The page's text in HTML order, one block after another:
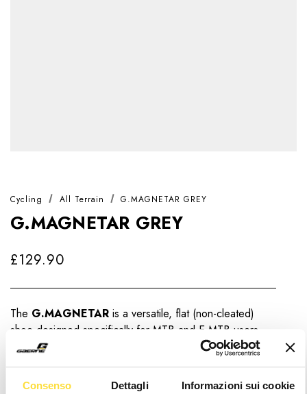
Consenso Dettagli Informazioni sui cookie
Cycling All Terrain G.MAGNETAR GREY
G.MAGNETAR GREY
£129.90
The G.MAGNETAR is a versatile, flat (non-cleated)
shoe designed specifically for MTB and E-MTB users
seeking excellent biking performance combined with the
flexibility to comfortably walk, commute, or explore on
foot.